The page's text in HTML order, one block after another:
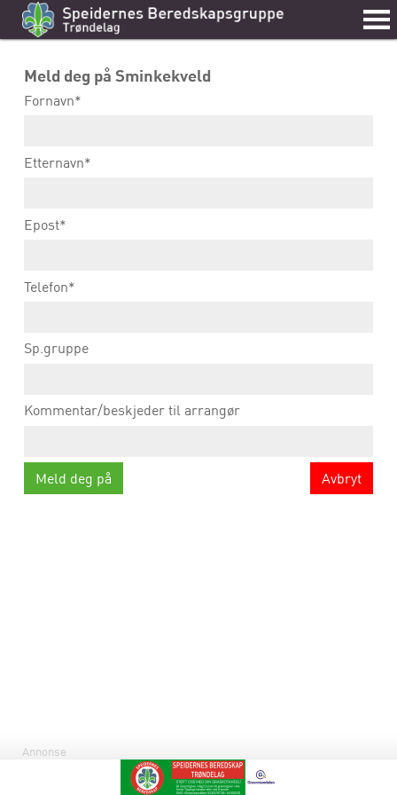
Meld deg på Sminkekveld
Fornavn*
Etternavn*
Epost*
Telefon*
Sp.gruppe
Kommentar/beskjeder til arrangør
Avbryt
Annonse